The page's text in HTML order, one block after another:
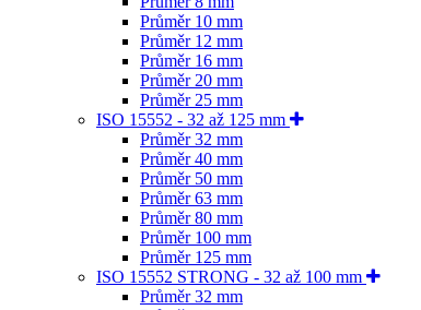
Průměr 10 mm
Průměr 12 mm
Průměr 16 mm
Průměr 20 mm
Průměr 25 mm
ISO 15552 - 32 až 125 mm
Průměr 32 mm
Průměr 40 mm
Průměr 50 mm
Průměr 63 mm
Průměr 80 mm
Průměr 100 mm
Průměr 125 mm
ISO 15552 STRONG - 32 až 100 mm
Průměr 32 mm